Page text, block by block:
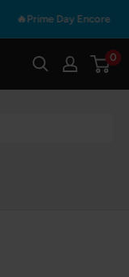
🔥Prime Day Encore |
0